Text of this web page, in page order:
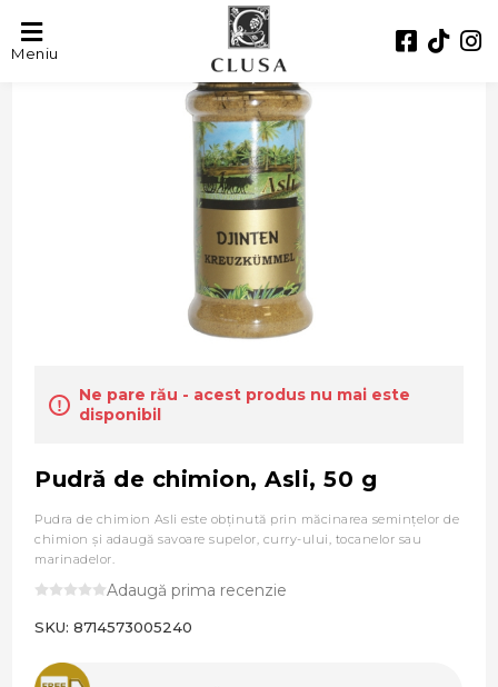
Meniu
Ne pare rău - acest produs nu mai este
disponibil
Pudră de chimion, Asli, 50 g
Pudra de chimion Asli este obținută prin măcinarea semințelor de
chimion și adaugă savoare supelor, curry-ului, tocanelor sau
marinadelor.
Adaugă prima recenzie
SKU: 8714573005240